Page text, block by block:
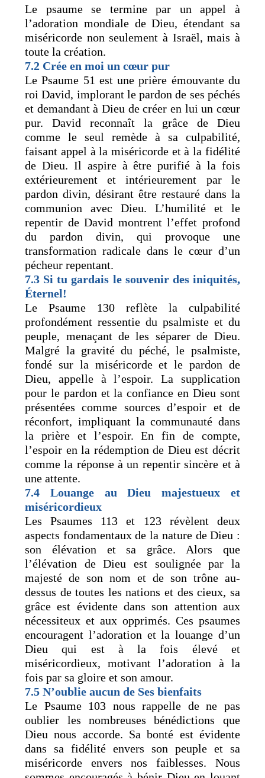
Le psaume se termine par un appel à
l’adoration mondiale de Dieu, étendant sa
miséricorde non seulement à Israël, mais à
toute la création.
7.2 Crée en moi un cœur pur
Le Psaume 51 est une prière émouvante du
roi David, implorant le pardon de ses péchés
et demandant à Dieu de créer en lui un cœur
pur. David reconnaît la grâce de Dieu
comme le seul remède à sa culpabilité,
faisant appel à la miséricorde et à la fidélité
de Dieu. Il aspire à être purifié à la fois
extérieurement et intérieurement par le
pardon divin, désirant être restauré dans la
communion avec Dieu. L’humilité et le
repentir de David montrent l’effet profond
du pardon divin, qui provoque une
transformation radicale dans le cœur d’un
pécheur repentant.
7.3 Si tu gardais le souvenir des iniquités,
Éternel!
Le Psaume 130 reflète la culpabilité
profondément ressentie du psalmiste et du
peuple, menaçant de les séparer de Dieu.
Malgré la gravité du péché, le psalmiste,
fondé sur la miséricorde et le pardon de
Dieu, appelle à l’espoir. La supplication
pour le pardon et la confiance en Dieu sont
présentées comme sources d’espoir et de
réconfort, impliquant la communauté dans
la prière et l’espoir. En fin de compte,
l’espoir en la rédemption de Dieu est décrit
comme la réponse à un repentir sincère et à
une attente.
7.4 Louange au Dieu majestueux et
miséricordieux
Les Psaumes 113 et 123 révèlent deux
aspects fondamentaux de la nature de Dieu :
son élévation et sa grâce. Alors que
l’élévation de Dieu est soulignée par la
majesté de son nom et de son trône au-
dessus de toutes les nations et des cieux, sa
grâce est évidente dans son attention aux
nécessiteux et aux opprimés. Ces psaumes
encouragent l’adoration et la louange d’un
Dieu qui est à la fois élevé et
miséricordieux, motivant l’adoration à la
fois par sa gloire et son amour.
7.5 N’oublie aucun de Ses bienfaits
Le Psaume 103 nous rappelle de ne pas
oublier les nombreuses bénédictions que
Dieu nous accorde. Sa bonté est évidente
dans sa fidélité envers son peuple et sa
miséricorde envers nos faiblesses. Nous